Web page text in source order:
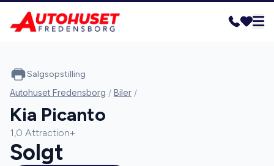
Salgsopstilling
Autohuset Fredensborg / Biler /
Kia Picanto
1,0 Attraction+
Solgt